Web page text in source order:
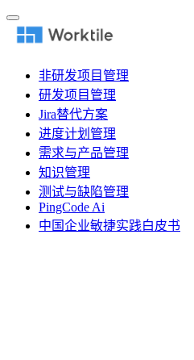
非研发项目管理
研发项目管理
Jira替代方案
进度计划管理
需求与产品管理
知识管理
测试与缺陷管理
PingCode Ai
中国企业敏捷实践白皮书